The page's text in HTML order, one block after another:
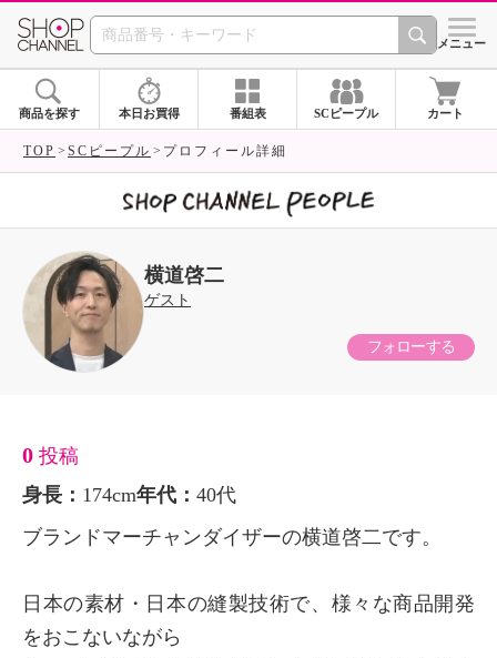
SHOP CHANNEL シメニュー
商品を探す 本日お買得 番組表 SCピープル カート
TOP SCピープル プロフィール詳細
横道啓二
ゲスト
フォローする
0 投稿
身長： 174cm年代： 40代
ブランドマーチャンダイザーの横道啓二です。
日本の素材・日本の縫製技術で、様々な商品開発
をおこないながら